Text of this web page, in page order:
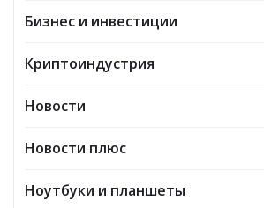
Бизнес и инвестиции
Криптоиндустрия
Новости
Новости плюс
Ноутбуки и планшеты